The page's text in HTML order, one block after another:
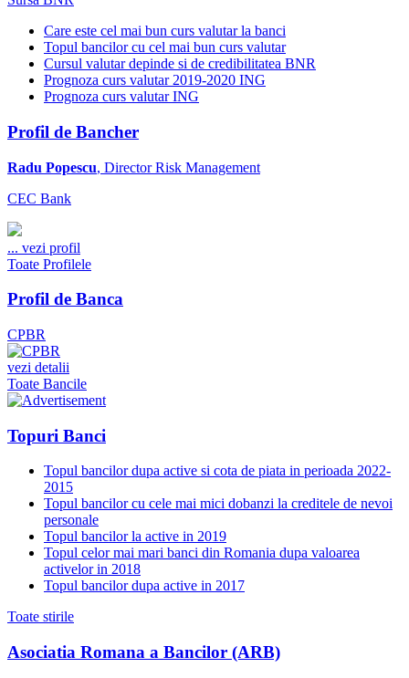
Care este cel mai bun curs valutar la banci
Topul bancilor cu cel mai bun curs valutar
Cursul valutar depinde si de credibilitatea BNR
Prognoza curs valutar 2019-2020 ING
Prognoza curs valutar ING
Profil de Bancher
Radu Popescu, Director Risk Management
CEC Bank
... vezi profil
Toate Profilele
Profil de Banca
CPBR
vezi detalii
Toate Bancile
Topuri Banci
Topul bancilor dupa active si cota de piata in perioada 2022-
2015
Topul bancilor cu cele mai mici dobanzi la creditele de nevoi
personale
Topul bancilor la active in 2019
Topul celor mai mari banci din Romania dupa valoarea
activelor in 2018
Topul bancilor dupa active in 2017
Toate stirile
Asociatia Romana a Bancilor (ARB)